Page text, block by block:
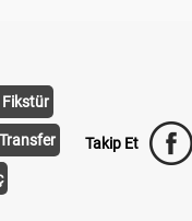
Fikstür
Takip Et